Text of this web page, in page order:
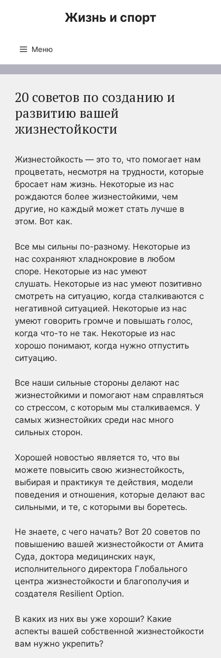
Жизнь и спорт
Меню
20 советов по созданию и
развитию вашей
жизнестойкости
Жизнестойкость — это то, что помогает нам
процветать, несмотря на трудности, которые
бросает нам жизнь. Некоторые из нас
рождаются более жизнестойкими, чем
другие, но каждый может стать лучше в
этом. Вот как.
Все мы сильны по-разному. Некоторые из
нас сохраняют хладнокровие в любом
споре. Некоторые из нас умеют
слушать. Некоторые из нас умеют позитивно
смотреть на ситуацию, когда сталкиваются с
негативной ситуацией. Некоторые из нас
умеют говорить громче и повышать голос,
когда что-то не так. Некоторые из нас
хорошо понимают, когда нужно отпустить
ситуацию.
Все наши сильные стороны делают нас
жизнестойкими и помогают нам справляться
со стрессом, с которым мы сталкиваемся. У
самых жизнестойких среди нас много
сильных сторон.
Хорошей новостью является то, что вы
можете повысить свою жизнестойкость,
выбирая и практикуя те действия, модели
поведения и отношения, которые делают вас
сильными, и те, с которыми вы боретесь.
Не знаете, с чего начать? Вот 20 советов по
повышению вашей жизнестойкости от Амита
Суда, доктора медицинских наук,
исполнительного директора Глобального
центра жизнестойкости и благополучия и
создателя Resilient Option.
В каких из них вы уже хороши? Какие
аспекты вашей собственной жизнестойкости
вам нужно укрепить?